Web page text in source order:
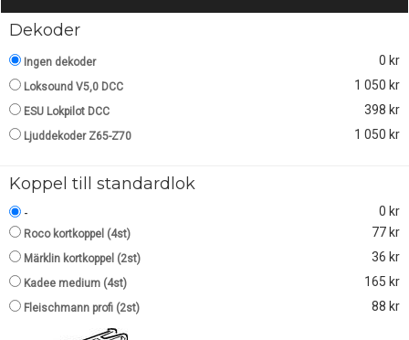
Dekoder
Ingen dekoder 0 kr
Loksound V5,0 DCC 1 050 kr
ESU Lokpilot DCC 398 kr
Ljuddekoder Z65-Z70 1 050 kr
Koppel till standardlok
- 0 kr
Roco kortkoppel (4st) 77 kr
Märklin kortkoppel (2st) 36 kr
Kadee medium (4st) 165 kr
Fleischmann profi (2st) 88 kr